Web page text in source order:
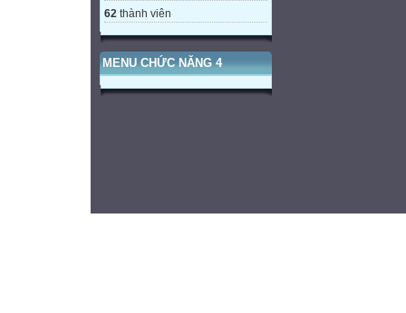
62 thành viên
MENU CHỨC NĂNG 4